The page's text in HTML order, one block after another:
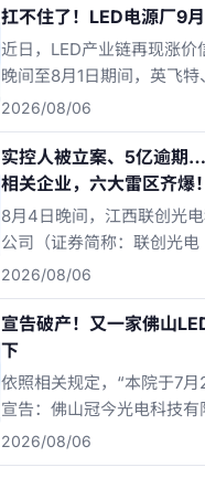
半导体固态存储赛道。这
产重整、解除风险警示后
投资，标志着企业转型迈入
扛不住了！LED电源厂9
近日，LED产业链再现涨价
晚间至8月1日期间，英飞特
崧盛电源三家LED电源企业
调整通知。公告显示，三
年9月1日起正式对旗下产
调，涨幅普遍落在5%—15%
2026/08/06
实控人被立案、5亿逾期
相关企业，六大雷区齐爆！
8月4日晚间，江西联创光
公司（证券简称：联创光电
600363）一口气披露了6份
极大。
2026/08/06
宣告破产！又一家佛山
下
依照相关规定，“本院于7
宣告：佛山冠今光电科技有
并终结佛山冠今光电科技有
序。”
2026/08/06